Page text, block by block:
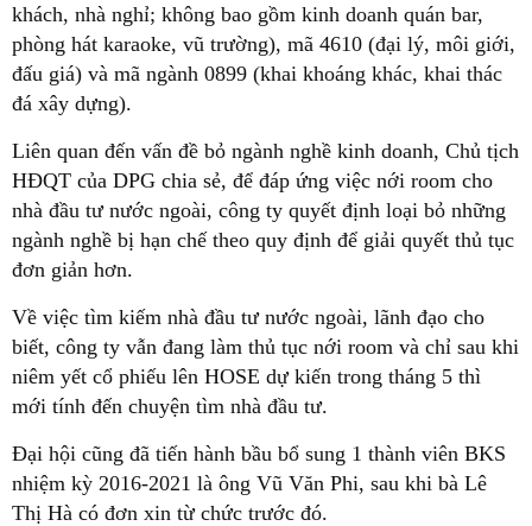
khách, nhà nghỉ; không bao gồm kinh doanh quán bar,
phòng hát karaoke, vũ trường), mã 4610 (đại lý, môi giới,
đấu giá) và mã ngành 0899 (khai khoáng khác, khai thác
đá xây dựng).
Liên quan đến vấn đề bỏ ngành nghề kinh doanh, Chủ tịch
HĐQT của DPG chia sẻ, để đáp ứng việc nới room cho
nhà đầu tư nước ngoài, công ty quyết định loại bỏ những
ngành nghề bị hạn chế theo quy định để giải quyết thủ tục
đơn giản hơn.
Về việc tìm kiếm nhà đầu tư nước ngoài, lãnh đạo cho
biết, công ty vẫn đang làm thủ tục nới room và chỉ sau khi
niêm yết cổ phiếu lên HOSE dự kiến trong tháng 5 thì
mới tính đến chuyện tìm nhà đầu tư.
Đại hội cũng đã tiến hành bầu bổ sung 1 thành viên BKS
nhiệm kỳ 2016-2021 là ông Vũ Văn Phi, sau khi bà Lê
Thị Hà có đơn xin từ chức trước đó.